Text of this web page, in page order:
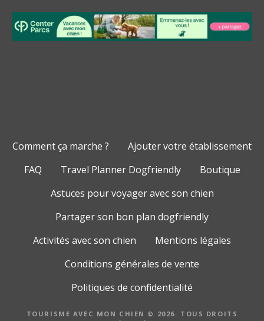
Comment ça marche ?
Ajouter votre établissement
FAQ
Travel Planner Dogfriendly
Boutique
Astuces pour voyager avec son chien
Partager son bon plan dogfriendly
Activités avec son chien
Mentions légales
Conditions générales de vente
Politiques de confidentialité
TOURISME AVEC MON CHIEN © 2026. TOUS DROITS